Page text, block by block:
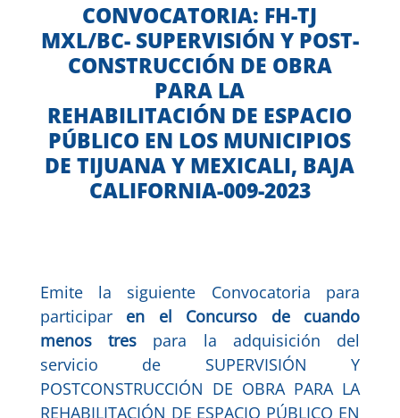
CONVOCATORIA: FH-TJ
MXL/BC- SUPERVISIÓN Y POST-
CONSTRUCCIÓN DE OBRA
PARA LA
REHABILITACIÓN DE ESPACIO
PÚBLICO EN LOS MUNICIPIOS
DE TIJUANA Y MEXICALI, BAJA
CALIFORNIA-009-2023
Emite la siguiente Convocatoria para
participar en el Concurso de cuando
menos tres para la adquisición del
servicio de SUPERVISIÓN Y
POSTCONSTRUCCIÓN DE OBRA PARA LA
REHABILITACIÓN DE ESPACIO PÚBLICO EN